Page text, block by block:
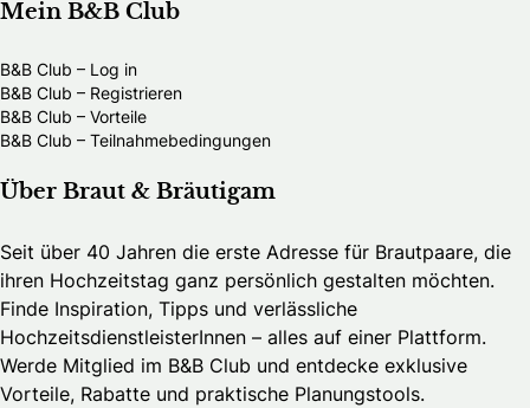
Mein B&B Club
B&B Club – Log in
B&B Club – Registrieren
B&B Club – Vorteile
B&B Club – Teilnahmebedingungen
Über Braut & Bräutigam
Seit über 40 Jahren die erste Adresse für Brautpaare, die
ihren Hochzeitstag ganz persönlich gestalten möchten.
Finde Inspiration, Tipps und verlässliche
HochzeitsdienstleisterInnen – alles auf einer Plattform.
Werde Mitglied im B&B Club und entdecke exklusive
Vorteile, Rabatte und praktische Planungstools.